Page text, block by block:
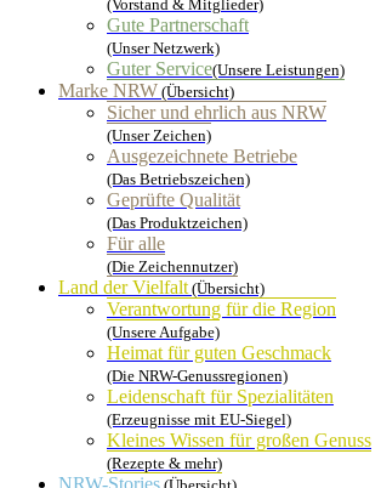
(Vorstand & Mitglieder)
Gute Partnerschaft
(Unser Netzwerk)
Guter Service(Unsere Leistungen)
Marke NRW (Übersicht)
Sicher und ehrlich aus NRW
(Unser Zeichen)
Ausgezeichnete Betriebe
(Das Betriebszeichen)
Geprüfte Qualität
(Das Produktzeichen)
Für alle
(Die Zeichennutzer)
Land der Vielfalt(Übersicht)
Verantwortung für die Region
(Unsere Aufgabe)
Heimat für guten Geschmack
(Die NRW-Genussregionen)
Leidenschaft für Spezialitäten
(Erzeugnisse mit EU-Siegel)
Kleines Wissen für großen Genuss
(Rezepte & mehr)
NRW-Stories